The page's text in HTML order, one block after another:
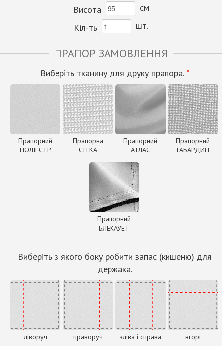
Висота
см
Кіл-ть
шт.
ПРАПОР ЗАМОВЛЕННЯ
Виберіть тканину для друку прапора. *
Прапорний
ПОЛІЕСТР
Прапорна
СІТКА
Прапорний
АТЛАС
Прапорний
ГАБАРДИН
Прапорний
БЛЕКАУЕТ
Виберіть з якого боку робити запас (кишеню) для
держака.
ліворуч праворуч зліва і справа вгорі